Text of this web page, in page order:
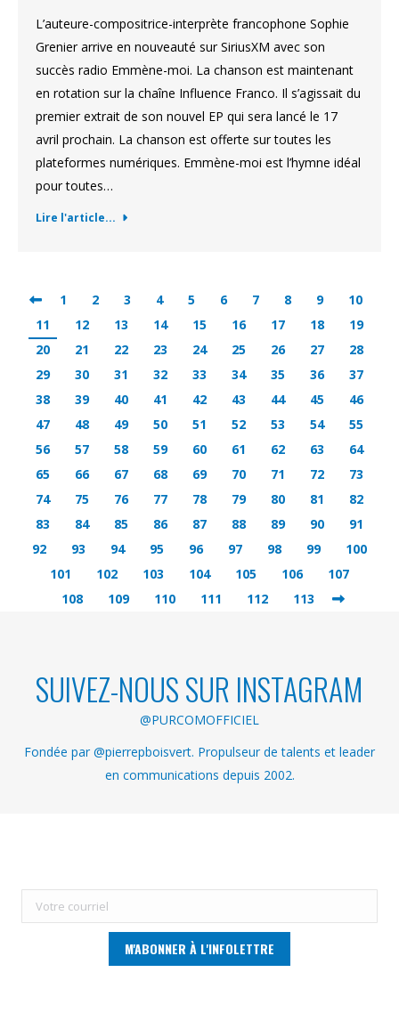
L’auteure-compositrice-interprète francophone Sophie
Grenier arrive en nouveauté sur SiriusXM avec son
succès radio Emmène-moi. La chanson est maintenant
en rotation sur la chaîne Influence Franco. Il s’agissait du
premier extrait de son nouvel EP qui sera lancé le 17
avril prochain. La chanson est offerte sur toutes les
plateformes numériques. Emmène-moi est l’hymne idéal
pour toutes…
Lire l'article...
1 2 3 4 5 6 7 8 9
10
11
12 13 14 15 16 17 18
19
20
21 22 23 24 25 26 27
28
29
30 31 32 33 34 35 36
37
38
39 40 41 42 43 44 45
46
47
48 49 50 51 52 53 54
55
56
57 58 59 60 61 62 63
64
65
66 67 68 69 70 71 72
73
74
75 76 77 78 79 80 81
82
83
84 85 86 87 88 89 90
91
92
93 94 95 96 97 98 99
100
101
102 103 104 105 106
107
108
109 110 111 112 113
SUIVEZ-NOUS SUR INSTAGRAM
@PURCOMOFFICIEL
Fondée par @pierrepboisvert. Propulseur de talents et leader
en communications depuis 2002.